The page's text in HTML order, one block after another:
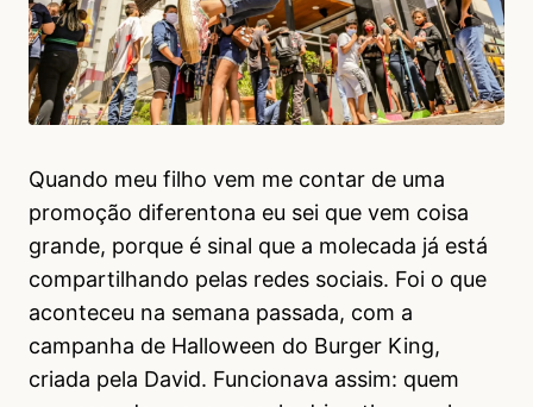
Quando meu filho vem me contar de uma
promoção diferentona eu sei que vem coisa
grande, porque é sinal que a molecada já está
compartilhando pelas redes sociais. Foi o que
aconteceu na semana passada, com a
campanha de Halloween do Burger King,
criada pela David. Funcionava assim: quem